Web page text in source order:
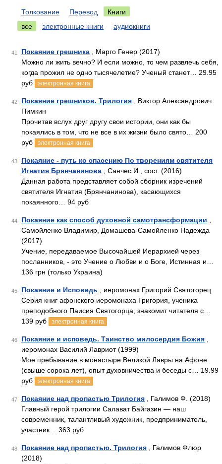
Толкование Перевод
Книги
все
электронные книги аудиокниги
41 Покаяние грешника , Марго Генер (2017)
Можно ли жить вечно? И если можно, то чем развлечь себя,
когда прожил не одно тысячелетие? Ученый станет… 29.95
руб
электронная книга
42 Покаяние грешников. Трилогия , Виктор Александрович
Пимкин
Прочитав вслух друг другу свои истории, они как бы
покаялись в том, что не все в их жизни было свято… 200
руб
электронная книга
43
Покаяние - путь ко спасению По творениям святителя
Игнатия Брянчанинова , Санчес И., сост. (2016)
Данная работа представляет собой сборник изречений
святителя Игнатия (Брянчанинова), касающихся
покаянного… 94 руб
44 Покаяние как способ духовной самотрансформации
Самойленко Владимир, Домашева-Самойленко Надежда
(2017)
Учение, передаваемое Высочайшей Иерархией через
посланников, - это Учение о Любви и о Боге, Истинная и…
136 грн (только Украина)
45 Покаяние и Исповедь , иеромонах Григорий Святогорец
Серия книг афонского иеромонаха Григория, ученика
преподобного Паисия Святогорца, знакомит читателя с…
139 руб
электронная книга
46 Покаяние и исповедь. Таинство милосердия Божия
иеромонах Василий Лавриот (1999)
Мое пребывание в монастыре Великой Лавры на Афоне
(свыше сорока лет), опыт духовничества и беседы с… 19.99
руб
электронная книга
47 Покаяние над пропастью Трилогия , Галимов Ф. (2018)
Главный герой трилогии Салават Байгазин — наш
современник, талантливый художник, предприниматель,
участник… 363 руб
48 Покаяние над пропастью. Трилогия , Галимов Флюр
(2018)